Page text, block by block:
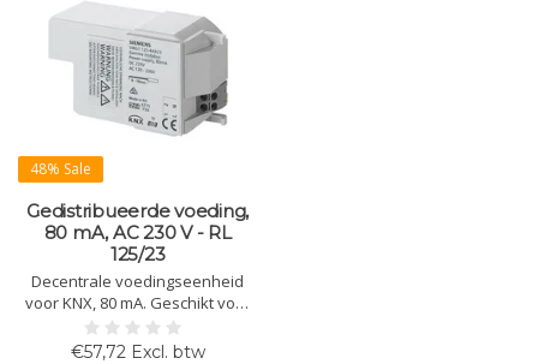
48% Sale
Gedistribueerde voeding,
80 mA, AC 230 V - RL
125/23
Decentrale voedingseenheid
voor KNX, 80 mA. Geschikt voor
installatie in AP 118, AP 641 of
DIN-rail. Geïntegreerde
€57,72 Excl. btw